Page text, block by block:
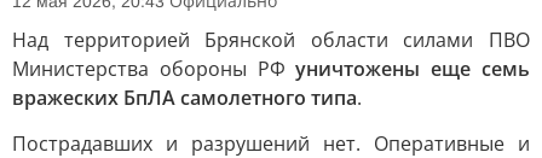
Над территорией Брянской области силами ПВО
Министерства обороны РФуничтожены еще семь
вражеских БпЛА самолетного типа.
Пострадавших и разрушений нет. Оперативные и